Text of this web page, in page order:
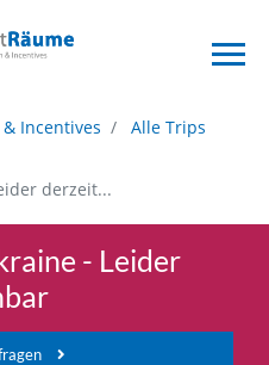
Incentives
Alle Trips
derzeit...
- Leider